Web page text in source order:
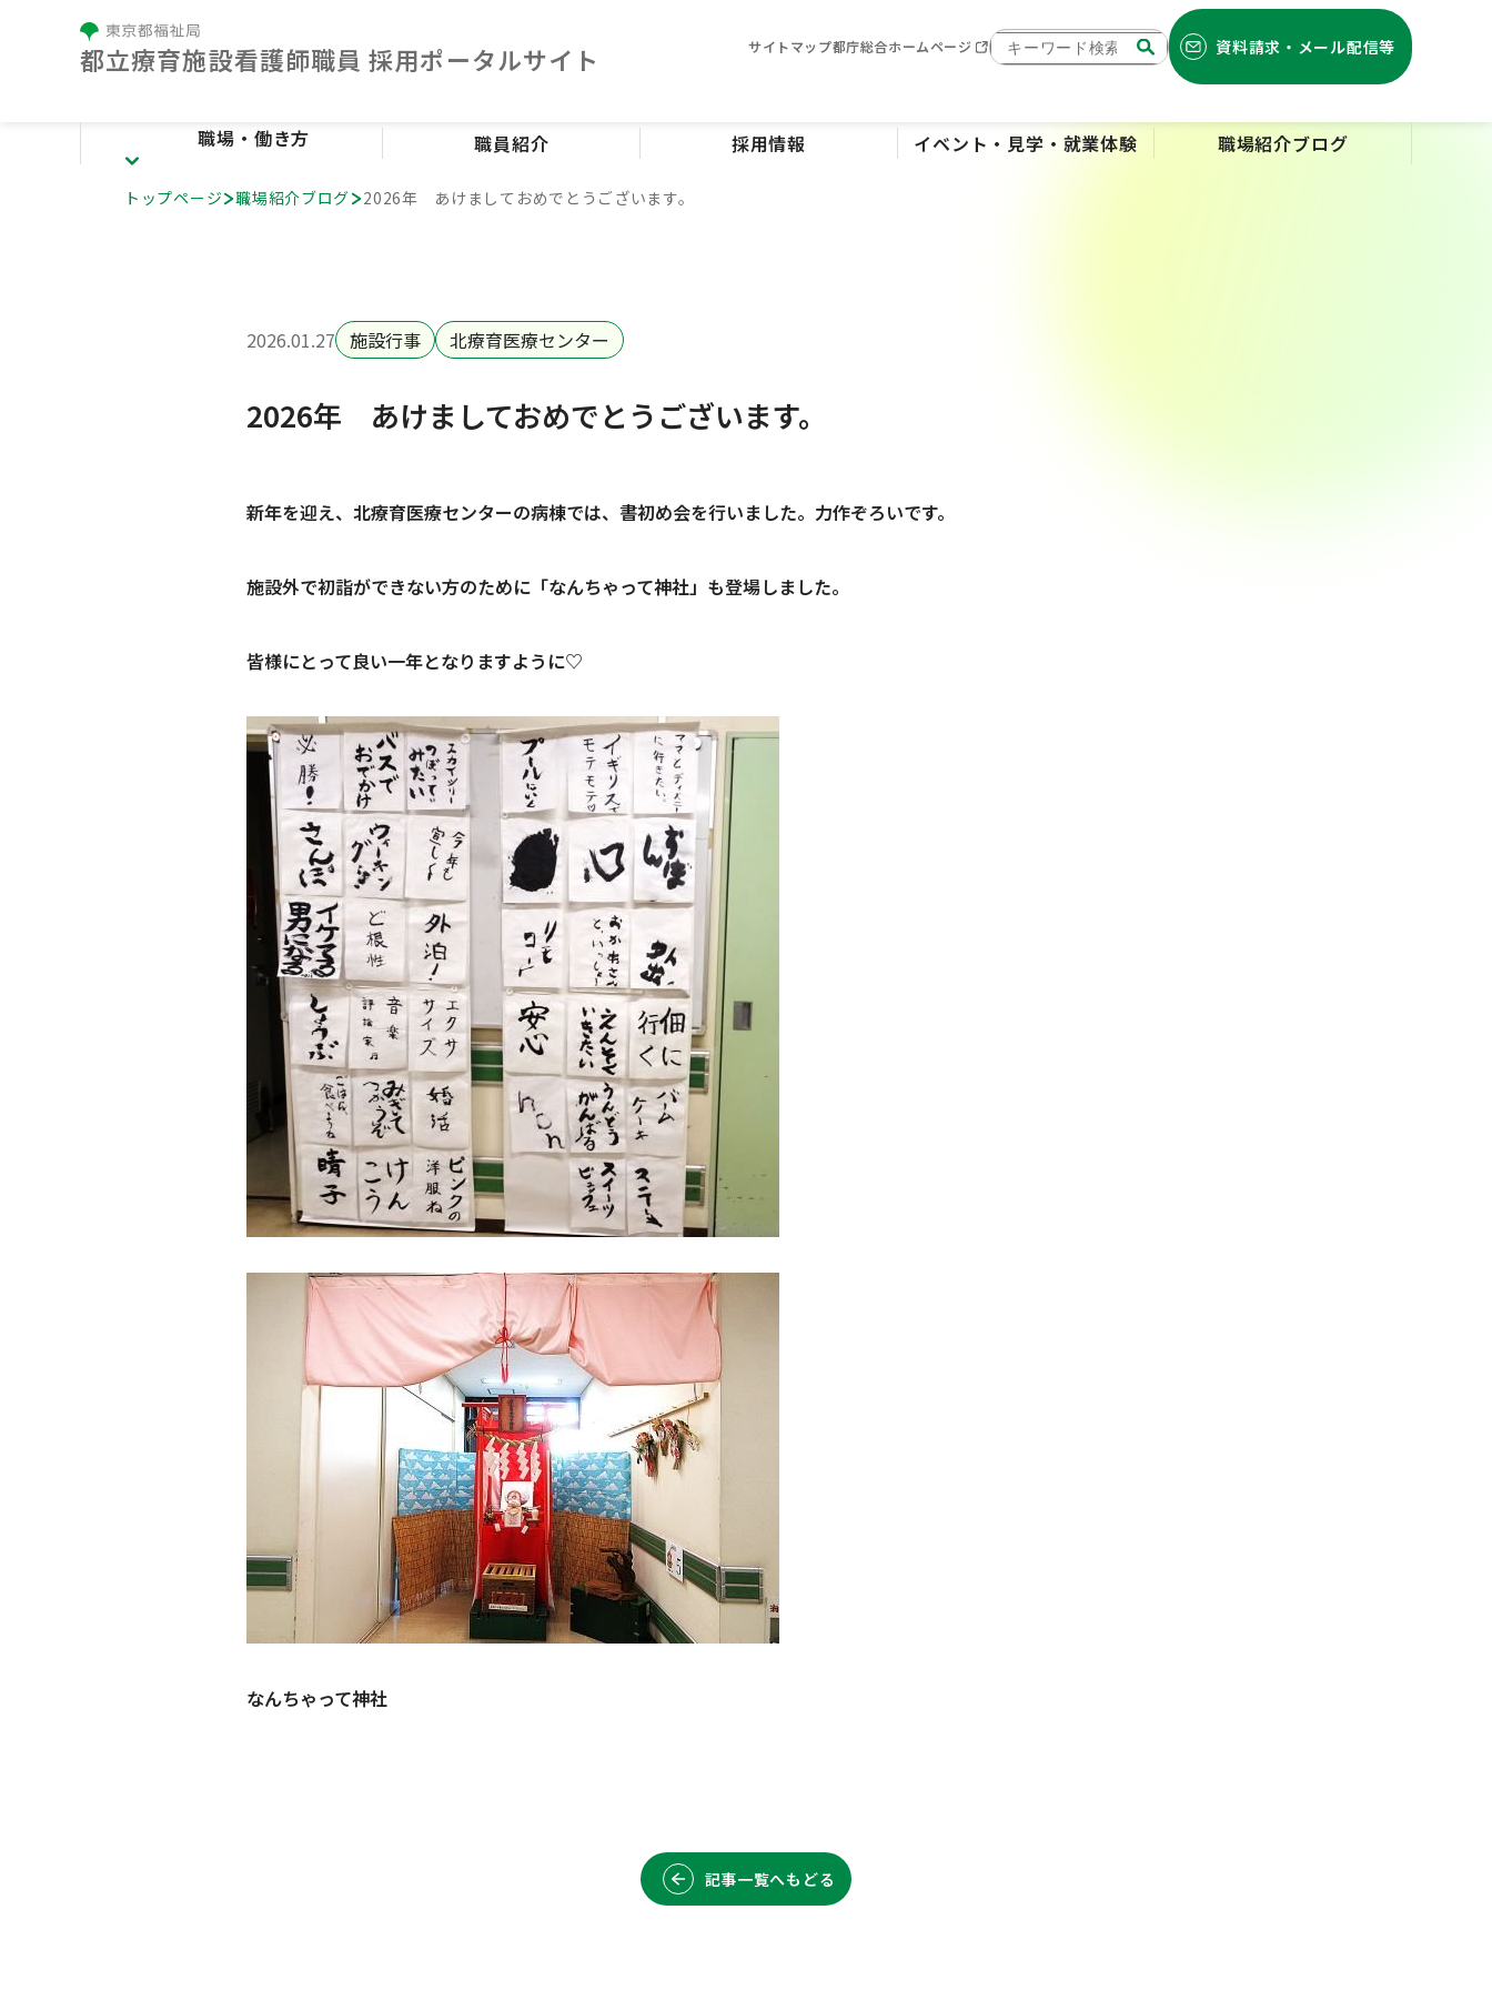
都⽴療育施設看護師職員 採⽤ポータルサイト サイトマップ都庁総合ホームページ 検索 資料請求・メール配信等
職場・働き方
職場・働き方
職員紹介 採用情報 イベント・見学・就業体験 職場紹介ブログ
トップページ 職場紹介ブログ 2026年 あけましておめでとうございます。
2026.01.27 施設行事 北療育医療センター
2026年 あけましておめでとうございます。
新年を迎え、北療育医療センターの病棟では、書初め会を行いました。力作ぞろいです。
施設外で初詣ができない方のために「なんちゃって神社」も登場しました。
皆様にとって良い一年となりますように♡
なんちゃって神社
記事一覧へもどる